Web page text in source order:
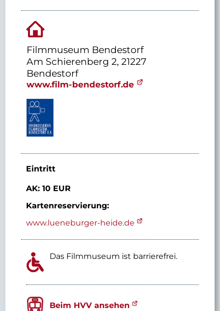
Filmmuseum Bendestorf
Am Schierenberg 2, 21227
Bendestorf
www.film-bendestorf.de
Eintritt
AK: 10 EUR
Kartenreservierung:
www.lueneburger-heide.de
Das Filmmuseum ist barrierefrei.
Beim HVV ansehen